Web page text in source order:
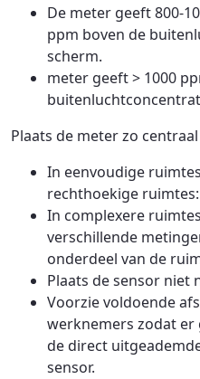
De meter geeft 800-
ppm boven de
scherm.
meter geeft > 1000
Plaats de meter zo
In eenvoudige
rechthoekige
In complexere
verschillende
onderdeel van de
Plaats de sensor niet
Voorzie voldoende
werknemers zodat
de direct
sensor.